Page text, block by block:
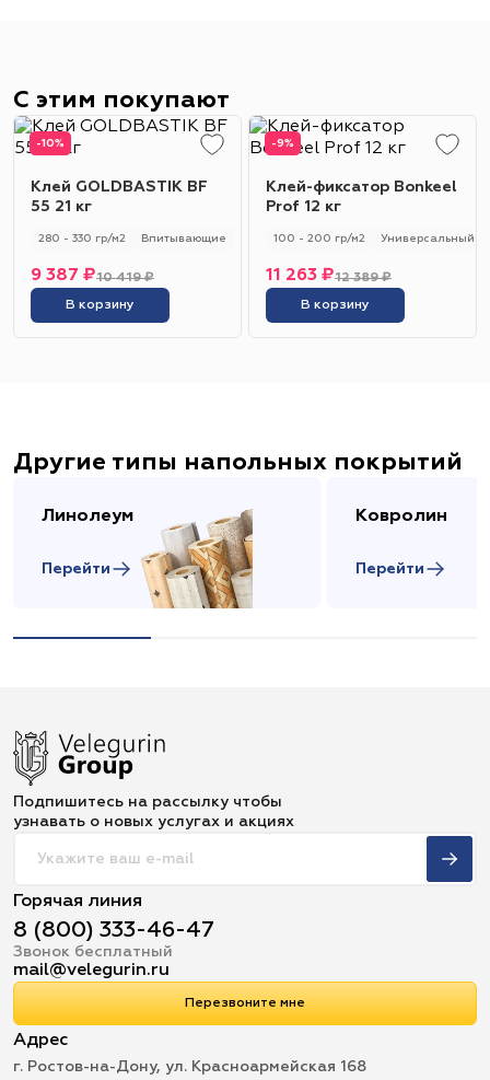
С этим покупают
-10%
Клей GOLDBASTIK BF
55 21 кг
280 - 330 гр/м2 Впитывающие
10 419 ₽
9 387 ₽
В корзину
-9%
Клей-фиксатор Bonkeel
Prof 12 кг
100 - 200 гр/м2 Универсальный
12 389 ₽
11 263 ₽
В корзину
Другие типы напольных покрытий
Линолеум
Перейти
Ковролин
Перейти
Подпишитесь на рассылку чтобы
узнавать о новых услугах и акциях
Горячая линия
8 (800) 333-46-47
Звонок бесплатный
mail@velegurin.ru
Перезвоните мне
Адрес
г. Ростов-на-Дону, ул. Красноармейская 168